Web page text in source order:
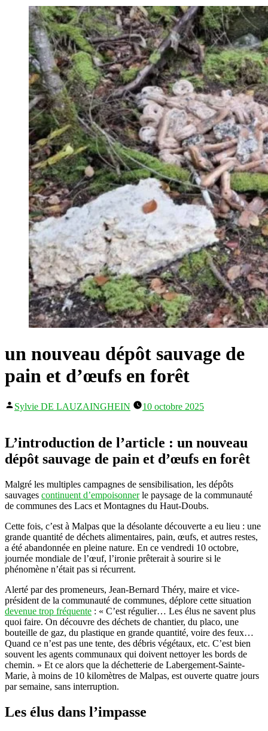
un nouveau dépôt sauvage de
pain et d’œufs en forêt
Publié
Sylvie DE LAUZAINGHEIN 10 octobre 2025
L’introduction de l’article : un nouveau
dépôt sauvage de pain et d’œufs en forêt
Malgré les multiples campagnes de sensibilisation, les dépôts
sauvages continuent d’empoisonnerle paysage de la communauté
de communes des Lacs et Montagnes du Haut-Doubs.
Cette fois, c’est à Malpas que la désolante découverte a eu lieu : une
grande quantité de déchets alimentaires, pain, œufs, et autres restes,
a été abandonnée en pleine nature. En ce vendredi 10 octobre,
journée mondiale de l’œuf, l’ironie prêterait à sourire si le
phénomène n’était pas si récurrent.
Alerté par des promeneurs, Jean-Bernard Théry, maire et vice-
président de la communauté de communes, déplore cette situation
devenue trop fréquente : « C’est régulier… Les élus ne savent plus
quoi faire. On découvre des déchets de chantier, du placo, une
bouteille de gaz, du plastique en grande quantité, voire des feux…
Quand ce n’est pas une tente, des débris végétaux, etc. C’est bien
souvent les agents communaux qui doivent nettoyer les bords de
chemin. » Et ce alors que la déchetterie de Labergement-Sainte-
Marie, à moins de 10 kilomètres de Malpas, est ouverte quatre jours
par semaine, sans interruption.
Les élus dans l’impasse